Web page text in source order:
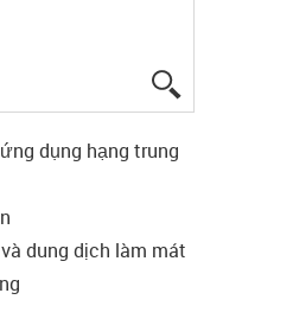
dụng hạng trung
dung dịch làm mát